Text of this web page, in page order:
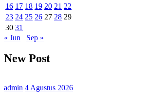
16 17 18 19 20 21 22
23 24 25 26 27 28 29
30 31
« Jun
Sep »
New Post
admin 4 Agustus 2026